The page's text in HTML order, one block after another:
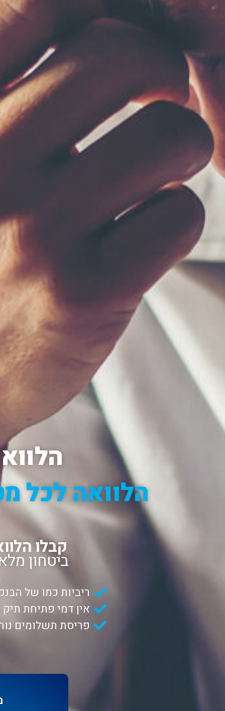
קבלו
ביטחון
ריביות כמו של
אין דמי פתיחת תיק
פריסת תשלומים